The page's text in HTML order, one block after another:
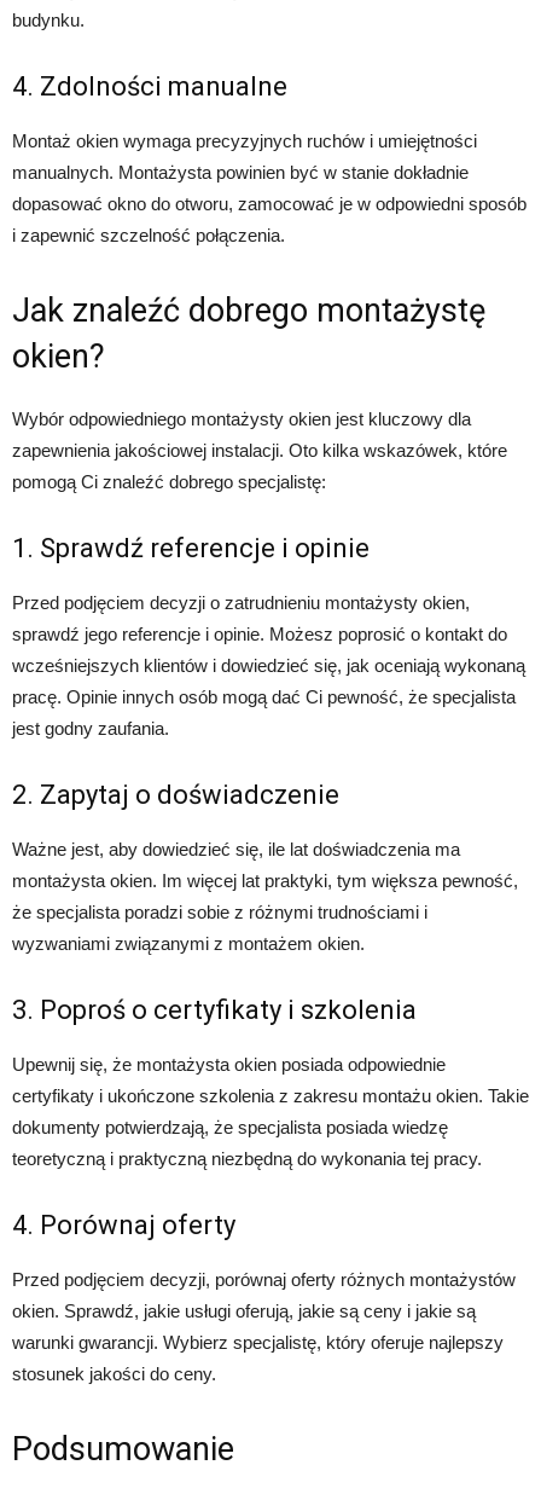
budynku.
4. Zdolności manualne
Montaż okien wymaga precyzyjnych ruchów i umiejętności
manualnych. Montażysta powinien być w stanie dokładnie
dopasować okno do otworu, zamocować je w odpowiedni sposób
i zapewnić szczelność połączenia.
Jak znaleźć dobrego montażystę
okien?
Wybór odpowiedniego montażysty okien jest kluczowy dla
zapewnienia jakościowej instalacji. Oto kilka wskazówek, które
pomogą Ci znaleźć dobrego specjalistę:
1. Sprawdź referencje i opinie
Przed podjęciem decyzji o zatrudnieniu montażysty okien,
sprawdź jego referencje i opinie. Możesz poprosić o kontakt do
wcześniejszych klientów i dowiedzieć się, jak oceniają wykonaną
pracę. Opinie innych osób mogą dać Ci pewność, że specjalista
jest godny zaufania.
2. Zapytaj o doświadczenie
Ważne jest, aby dowiedzieć się, ile lat doświadczenia ma
montażysta okien. Im więcej lat praktyki, tym większa pewność,
że specjalista poradzi sobie z różnymi trudnościami i
wyzwaniami związanymi z montażem okien.
3. Poproś o certyfikaty i szkolenia
Upewnij się, że montażysta okien posiada odpowiednie
certyfikaty i ukończone szkolenia z zakresu montażu okien. Takie
dokumenty potwierdzają, że specjalista posiada wiedzę
teoretyczną i praktyczną niezbędną do wykonania tej pracy.
4. Porównaj oferty
Przed podjęciem decyzji, porównaj oferty różnych montażystów
okien. Sprawdź, jakie usługi oferują, jakie są ceny i jakie są
warunki gwarancji. Wybierz specjalistę, który oferuje najlepszy
stosunek jakości do ceny.
Podsumowanie